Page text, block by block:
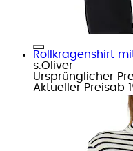
Rollkragenshirt
s.Oliver
Ursprünglicher
Aktueller Preisab